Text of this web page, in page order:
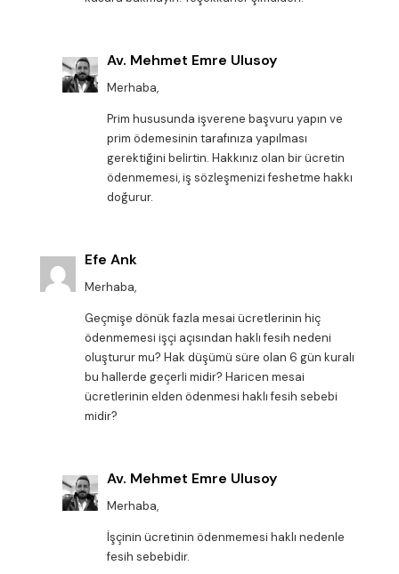
Av. Mehmet Emre Ulusoy
Merhaba,
Prim hususunda işverene başvuru yapın ve
prim ödemesinin tarafınıza yapılması
gerektiğini belirtin. Hakkınız olan bir ücretin
ödenmemesi, iş sözleşmenizi feshetme hakkı
doğurur.
Efe Ank
Merhaba,
Geçmişe dönük fazla mesai ücretlerinin hiç
ödenmemesi işçi açısından haklı fesih nedeni
oluşturur mu? Hak düşümü süre olan 6 gün kuralı
bu hallerde geçerli midir? Haricen mesai
ücretlerinin elden ödenmesi haklı fesih sebebi
midir?
Av. Mehmet Emre Ulusoy
Merhaba,
İşçinin ücretinin ödenmemesi haklı nedenle
fesih sebebidir.